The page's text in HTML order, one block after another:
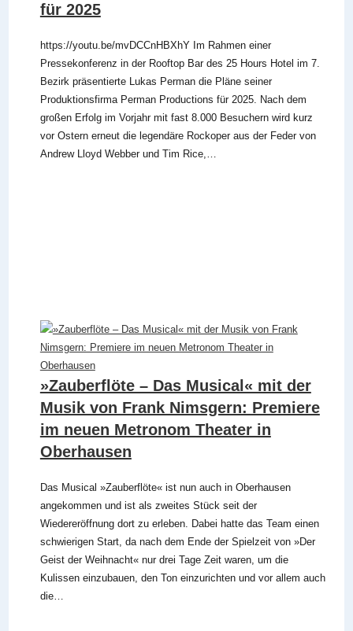
für 2025
https://youtu.be/mvDCCnHBXhY Im Rahmen einer
Pressekonferenz in der Rooftop Bar des 25 Hours Hotel im 7.
Bezirk präsentierte Lukas Perman die Pläne seiner
Produktionsfirma Perman Productions für 2025. Nach dem
großen Erfolg im Vorjahr mit fast 8.000 Besuchern wird kurz
vor Ostern erneut die legendäre Rockoper aus der Feder von
Andrew Lloyd Webber und Tim Rice,…
»Zauberflöte – Das Musical« mit der
Musik von Frank Nimsgern: Premiere
im neuen Metronom Theater in
Oberhausen
Das Musical »Zauberflöte« ist nun auch in Oberhausen
angekommen und ist als zweites Stück seit der
Wiedereröffnung dort zu erleben. Dabei hatte das Team einen
schwierigen Start, da nach dem Ende der Spielzeit von »Der
Geist der Weihnacht« nur drei Tage Zeit waren, um die
Kulissen einzubauen, den Ton einzurichten und vor allem auch
die…